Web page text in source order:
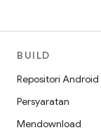
BUILD
Repositori Android
Persyaratan
Mendownload